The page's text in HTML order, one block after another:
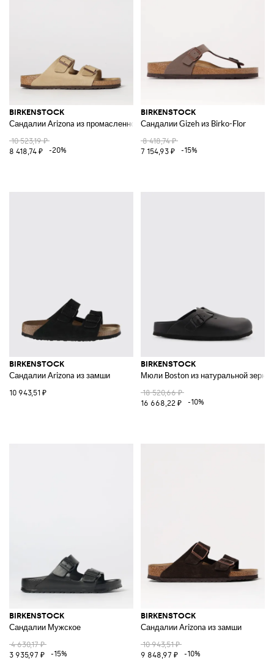
BIRKENSTOCK
Сандалии Arizona из промасленной кожи
10 523,19 ₽
8 418,74 ₽
-20%
BIRKENSTOCK
Сандалии Gizeh из Birko-Flor
8 418,74 ₽
7 154,93 ₽
-15%
BIRKENSTOCK
Сандалии Arizona из замши
10 943,51 ₽
BIRKENSTOCK
Мюли Boston из натуральной
18 520,66 ₽
16 668,22 ₽
-10%
BIRKENSTOCK
Сандалии Мужское
4 630,17 ₽
3 935,97 ₽
-15%
BIRKENSTOCK
Сандалии Arizona из замши
10 943,51 ₽
9 848,97 ₽
-10%